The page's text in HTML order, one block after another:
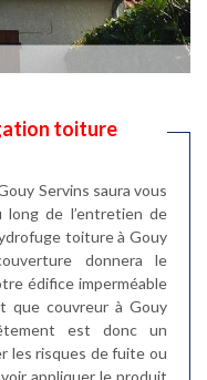
toiture
Servins saura vous
de l’entretien de
toiture à Gouy
donnera le
édifice imperméable
que couvreur à Gouy
est donc un
les risques de fuite ou
appliquer le produit